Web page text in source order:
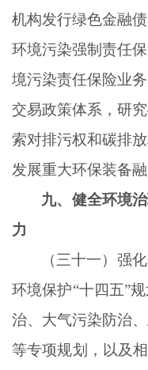
机构发行绿色金融
环境污染强制责任
境污染责任保险业
交易政策体系，研
索对排污权和碳排
发展重大环保装备融
九、健全环境
力
（三十一）强
环境保护“十四五”
治、大气污染防治
等专项规划，以及